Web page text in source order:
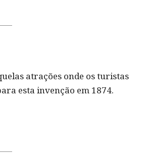
atrações onde os turistas
esta invenção em 1874.